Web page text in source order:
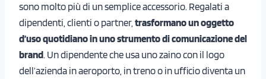
sono molto più di un semplice accessorio. Regalati a
dipendenti, clienti o partner, trasformano un oggetto
d’uso quotidiano in uno strumento di comunicazione del
brand. Un dipendente che usa uno zaino con il logo
dell’azienda in aeroporto, in treno o in ufficio diventa un